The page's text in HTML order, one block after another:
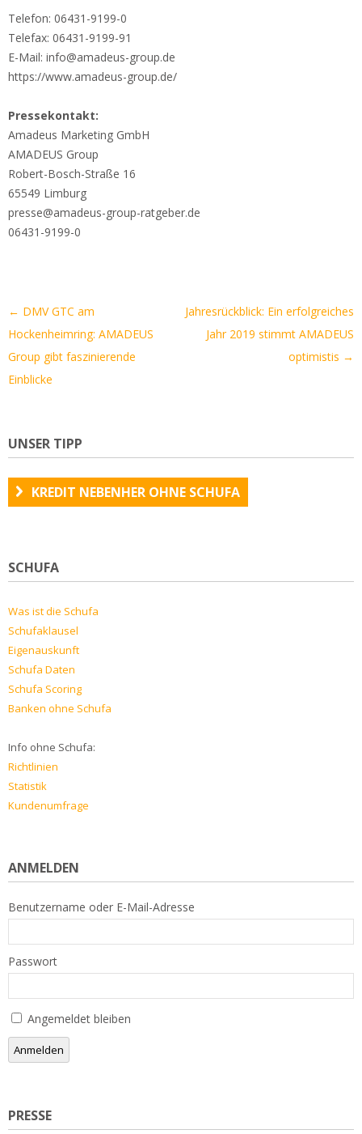
Telefon: 06431-9199-0
Telefax: 06431-9199-91
E-Mail: info@amadeus-group.de
https://www.amadeus-group.de/
Pressekontakt:
Amadeus Marketing GmbH
AMADEUS Group
Robert-Bosch-Straße 16
65549 Limburg
presse@amadeus-group-ratgeber.de
06431-9199-0
Artikel-
Navigation
← DMV GTC am
Hockenheimring: AMADEUS
Group gibt faszinierende
Einblicke
Jahresrückblick: Ein erfolgreiches
Jahr 2019 stimmt AMADEUS
optimistis →
UNSER TIPP
KREDIT NEBENHER OHNE SCHUFA
SCHUFA
Was ist die Schufa
Schufaklausel
Eigenauskunft
Schufa Daten
Schufa Scoring
Banken ohne Schufa
Info ohne Schufa:
Richtlinien
Statistik
Kundenumfrage
ANMELDEN
Benutzername oder E-Mail-Adresse
Passwort
Angemeldet bleiben
Anmelden
PRESSE